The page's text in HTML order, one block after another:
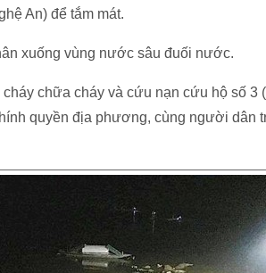
An) để tắm mát.
xuống vùng nước sâu đuối nước.
chữa cháy và cứu nạn cứu hộ số 3
quyền địa phương, cùng người dân